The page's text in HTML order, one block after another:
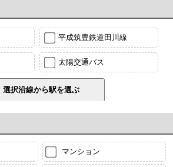
平成筑豊鉄道田川線
太陽交通バス
マンション